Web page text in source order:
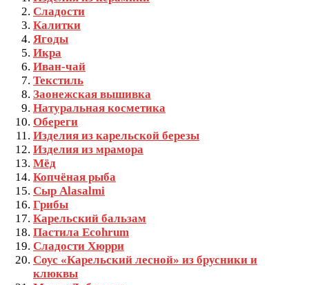
Сладости
Калитки
Ягоды
Икра
Иван-чай
Текстиль
Заонежская вышивка
Натуральная косметика
Обереги
Изделия из карельской березы
Изделия из мрамора
Мёд
Копчёная рыба
Сыр Alasalmi
Грибы
Карельский бальзам
Пастила Ecohrum
Сладости Хюрри
Соус «Карельский лесной» из брусники и
клюквы